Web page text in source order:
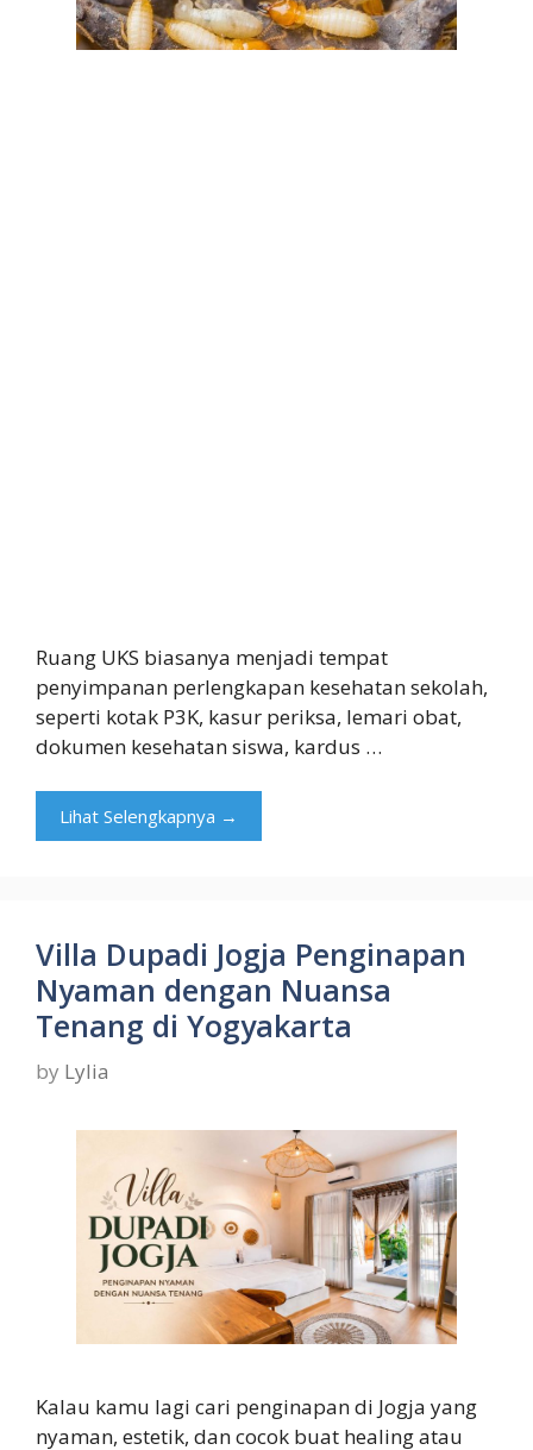
Ruang UKS biasanya menjadi tempat
penyimpanan perlengkapan kesehatan sekolah,
seperti kotak P3K, kasur periksa, lemari obat,
dokumen kesehatan siswa, kardus …
Lihat Selengkapnya →
Villa Dupadi Jogja Penginapan
Nyaman dengan Nuansa
Tenang di Yogyakarta
by Lylia
Kalau kamu lagi cari penginapan di Jogja yang
nyaman, estetik, dan cocok buat healing atau